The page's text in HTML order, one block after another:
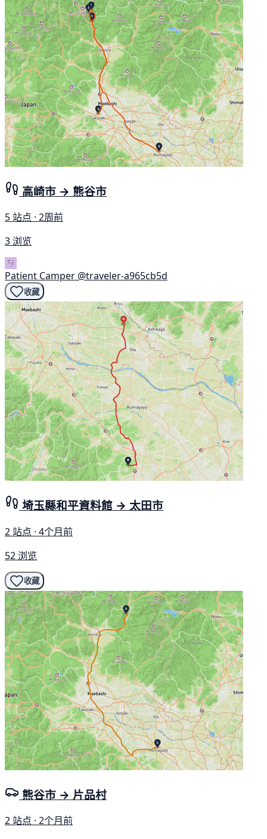
高崎市 → 熊谷市
5 站点 · 2周前
3 浏览
Patient Camper @traveler-a965cb5d
收藏
埼玉縣和平資料館 → 太田市
2 站点 · 4个月前
52 浏览
收藏
熊谷市 → 片品村
2 站点 · 2个月前